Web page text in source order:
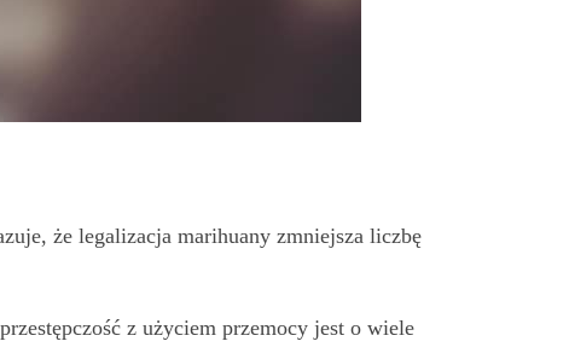
że legalizacja marihuany zmniejsza liczbę
z użyciem przemocy jest o wiele